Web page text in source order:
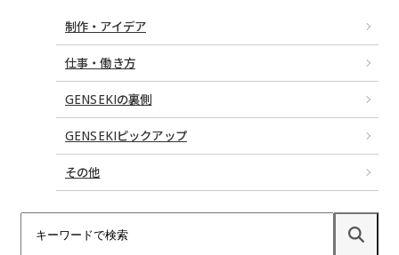
制作・アイデア
仕事・働き方
GENSEKIの裏側
GENSEKIピックアップ
その他